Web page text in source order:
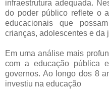
infraestrutura adequada.
do poder público reflete o
educacionais que
crianças, adolescentes e da
Em uma análise mais
com a educação pública
governos. Ao longo dos 8
investiu na educação